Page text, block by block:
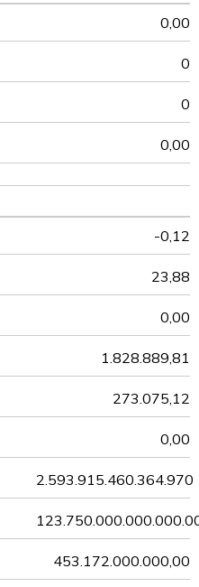
0,00
0
0
0,00
-0,12
23,88
0,00
1.828.889,81
273.075,12
0,00
2.593.915.460.364.970
453.172.000.000,00